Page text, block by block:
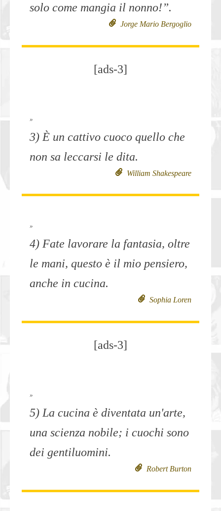
solo come mangia il nonno!”.
Jorge Mario Bergoglio
[ads-3]
»
3) È un cattivo cuoco quello che
non sa leccarsi le dita.
William Shakespeare
»
4) Fate lavorare la fantasia, oltre
le mani, questo è il mio pensiero,
anche in cucina.
Sophia Loren
[ads-3]
»
5) La cucina è diventata un'arte,
una scienza nobile; i cuochi sono
dei gentiluomini.
Robert Burton